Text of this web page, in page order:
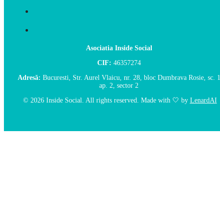
Asociatia Inside Social
CIF: 46357274
Adresă: Bucuresti, Str. Aurel Vlaicu, nr. 28, bloc Dumbrava Rosie, sc.
ap. 2, sector 2
© 2026 Inside Social. All rights reserved. Made with 🤍 by LenardAI